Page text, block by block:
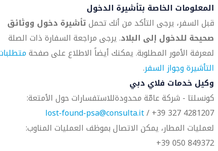
المعلومات الخاصة بتأشيرة الدخول
قبل السفر، يرجى التأكد من أنك تحملتأشيرة دخول ووثائق
صحيحة للدخول إلى البلاد. يرجى مراجعة السفارة ذات الصلة
لمعرفة الأمور المطلوبة. يمكنك أيضاً الاطلاع على صفحة
التأشيرة وجواز السفر.
وكيل خدمات فلاي دبي
كونسلتا - شركة عامّة محدودةللاستفسارات حول الأمتعة:
4281207 327 39+ /
lost-found-psa@consulta.it
لعمليات المطار، يمكن الاتصال بموظف العمليات المناوب:
849372 050 39+